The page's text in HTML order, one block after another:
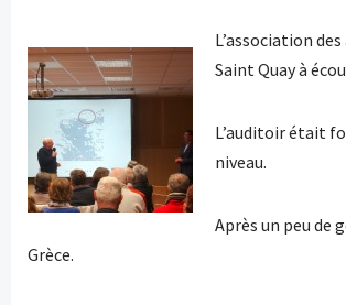
L’association
Saint Quay à
L’auditoir était
niveau.
Après un peu de
Grèce.